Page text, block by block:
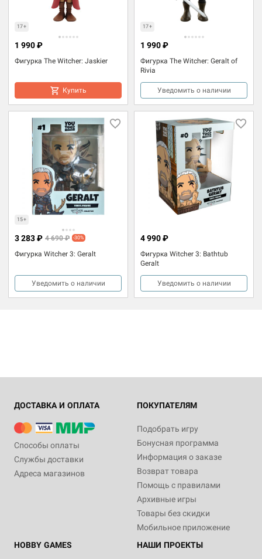
17+
Фигурка The Witcher: Jaskier
1 990 ₽
Купить
17+
Фигурка The Witcher: Geralt of
Rivia
1 990 ₽
Уведомить о наличии
15+
Фигурка Witcher 3: Geralt
3 283 ₽ 4 690 ₽ -30%
Уведомить о наличии
Фигурка Witcher 3: Bathtub
Geralt
4 990 ₽
Уведомить о наличии
ДОСТАВКА И ОПЛАТА
Способы оплаты
Службы доставки
Адреса магазинов
ПОКУПАТЕЛЯМ
Подобрать игру
Бонусная программа
Информация о заказе
Возврат товара
Помощь с правилами
Архивные игры
Товары без скидки
Мобильное приложение
HOBBY GAMES
НАШИ ПРОЕКТЫ